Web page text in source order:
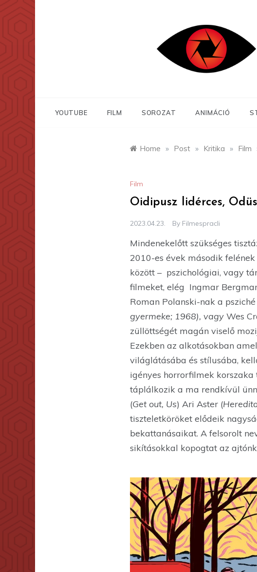
YOUTUBE FILM SOROZAT ANIMÁCIÓ
Home » Post » Kritika » Film
Film
Oidipusz lidérces,
2023.04.23. By Filmespracli
Mindenekelőtt szükséges
2010-es évek második
között – pszichológiai, vagy
filmeket, elég Ingmar
Roman Polanski-nak a
gyermeke; 1968), vagy Wes
züllöttségét magán viselő
Ezekben az alkotásokban
világlátásába és stílusába,
igényes horrorfilmek
táplálkozik a ma rendkívül
(Get out, Us) Ari Aster (
tiszteletköröket elődeik
bekattanásaikat. A felsorolt
sikításokkal kopogtat az